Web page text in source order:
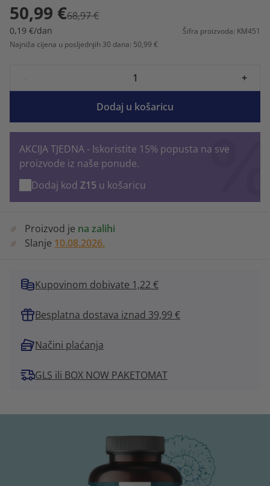
50,99 €68,97 €
0,19 €/dan
Šifra proizvoda: KM451
Najniža cijena u posljednjih 30 dana: 50,99 €
+
Dodaj u košaricu
AKCIJA TJEDNA - Iskoristite 15% popusta na sve
proizvode iz naše ponude.
Dodaj kod Z15 u košaricu
Proizvod je na zalihi
Slanje 10.08.2026.
Kupovinom dobivate 1,22 €
Besplatna dostava iznad 39,99 €
Načini plaćanja
GLS ili BOX NOW PAKETOMAT